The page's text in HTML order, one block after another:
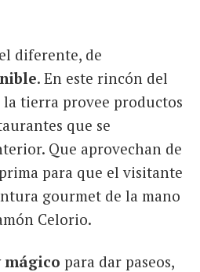
diferente, de
. En este rincón del
tierra provee productos
que se
Que aprovechan de
para que el visitante
gourmet de la mano
Celorio.
mágico para dar paseos,